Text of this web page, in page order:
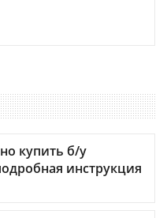
купить б/у
инструкция